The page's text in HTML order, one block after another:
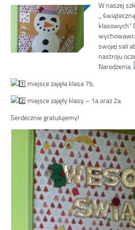
W naszej
,,
klasowych”
swojej sali
nastroju
Narodzenia.
miejsce zajęła klasa 7b,
miejsce zajęły klasy – 1a oraz 2a.
Serdecznie gratulujemy!